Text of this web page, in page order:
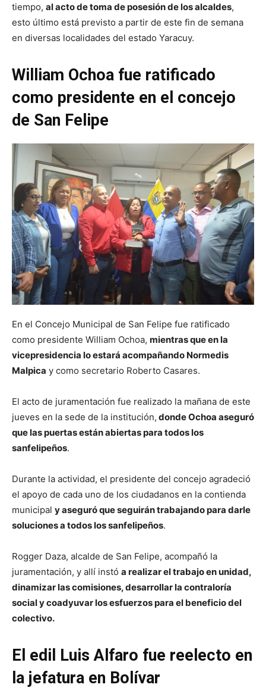
tiempo, al acto de toma de posesión de los alcaldes,
esto último está previsto a partir de este fin de semana
en diversas localidades del estado Yaracuy.
William Ochoa fue ratificado
como presidente en el concejo
de San Felipe
En el Concejo Municipal de San Felipe fue ratificado
como presidente William Ochoa, mientras que en la
vicepresidencia lo estará acompañando Normedis
Malpica y como secretario Roberto Casares.
El acto de juramentación fue realizado la mañana de este
jueves en la sede de la institución, donde Ochoa aseguró
que las puertas están abiertas para todos los
sanfelipeños.
Durante la actividad, el presidente del concejo agradeció
el apoyo de cada uno de los ciudadanos en la contienda
municipal y aseguró que seguirán trabajando para darle
soluciones a todos los sanfelipeños.
Rogger Daza, alcalde de San Felipe, acompañó la
juramentación, y allí instó a realizar el trabajo en unidad,
dinamizar las comisiones, desarrollar la contraloría
social y coadyuvar los esfuerzos para el beneficio del
colectivo.
El edil Luis Alfaro fue reelecto en
la jefatura en Bolívar